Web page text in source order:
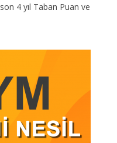
4 yıl Taban Puan ve